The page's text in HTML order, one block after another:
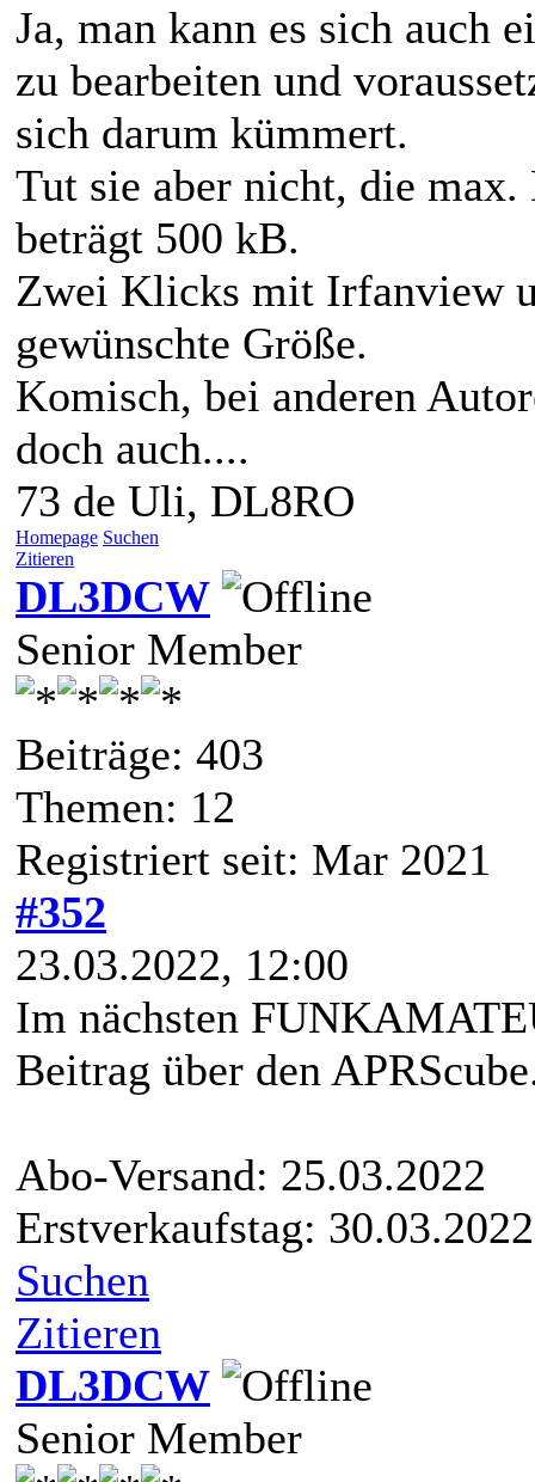
Ja, man kann es sich auch
zu bearbeiten und
sich darum kümmert.
Tut sie aber nicht, die
beträgt 500 kB.
Zwei Klicks mit Irfanview
gewünschte Größe.
Komisch, bei anderen
doch auch....
73 de Uli, DL8RO
Homepage Suchen
Zitieren
DL3DCW
Senior Member
Beiträge: 403
Themen: 12
Registriert seit: Mar 2021
#352
23.03.2022, 12:00
Im nächsten
Beitrag über den
Abo-Versand: 25.03.2022
Erstverkaufstag: 30.03.2022
Suchen
Zitieren
DL3DCW
Senior Member